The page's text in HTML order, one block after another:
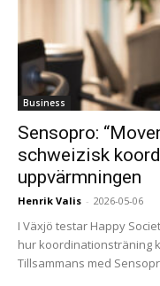
Business
Sensopro:
schweizisk
uppvärmningen
Henrik Valis - 2026-05-06
I Växjö testar Happy
hur koordinationsträning
Tillsammans med